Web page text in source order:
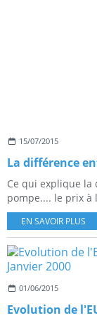
15/07/2015
Ce qui explique
pompe.... le prix à
EN SAVOIR PLUS
01/06/2015